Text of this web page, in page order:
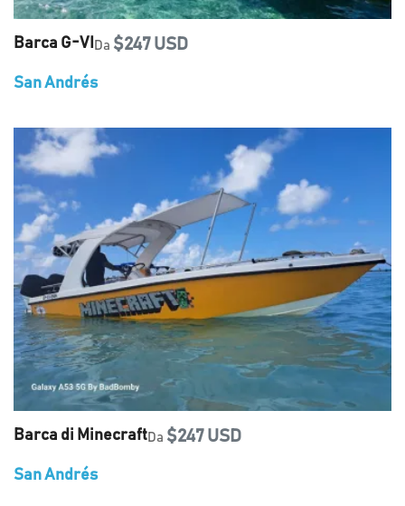
Barca G-VI Da $247 USD
San Andrés
Barca di MinecraftDa $247 USD
San Andrés